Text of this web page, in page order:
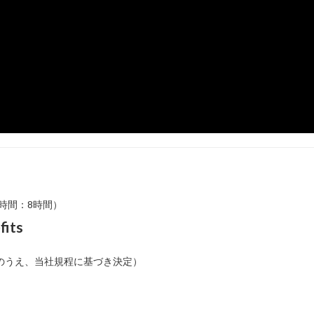
：8時間）
え、当社規程に基づき決定）